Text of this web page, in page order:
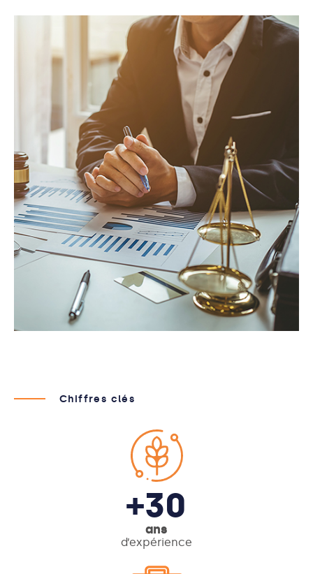
Chiffres clés
+30
ans
d’expérience